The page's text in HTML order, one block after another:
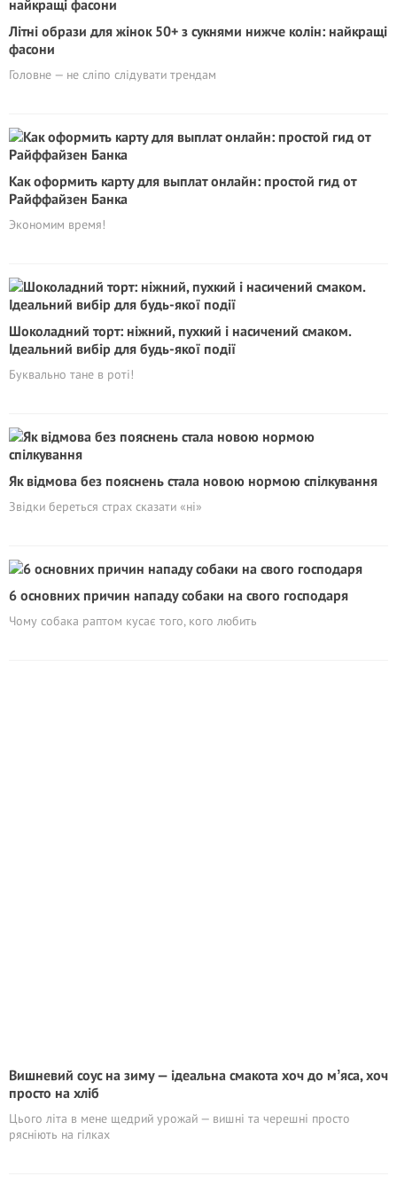
Літні образи для жінок 50+ з сукнями нижче колін: найкращі
фасони
Головне — не сліпо слідувати трендам
Как оформить карту для выплат онлайн: простой гид от
Райффайзен Банка
Экономим время!
Шоколадний торт: ніжний, пухкий і насичений смаком.
Ідеальний вибір для будь-якої події
Буквально тане в роті!
Як відмова без пояснень стала новою нормою спілкування
Звідки береться страх сказати «ні»
6 основних причин нападу собаки на свого господаря
Чому собака раптом кусає того, кого любить
Вишневий соус на зиму — ідеальна смакота хоч до мʼяса, хоч
просто на хліб
Цього літа в мене щедрий урожай — вишні та черешні просто
рясніють на гілках